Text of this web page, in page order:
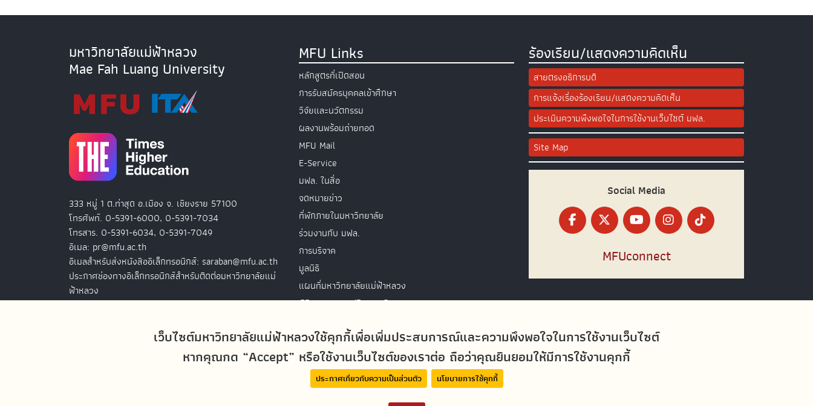
เว็บไซต์มหาวิทยาลัยแม่ฟ้าหลวงใช้คุกกี้เพื่อเพิ่มประสบการณ์และความพึงพอใจในการใช้งานเว็บไซต์
หากคุณกด “Accept” หรือใช้งานเว็บไซต์ของเราต่อ ถือว่าคุณยินยอมให้มีการใช้งานคุกกี้
ประกาศเกี่ยวกับความเป็นส่วนตัว นโยบายการใช้คุกกี้
มหาวิทยาลัยแม่ฟ้าหลวง
Mae Fah Luang University
333 หมู่ 1 ต.ท่าสุด อ.เมือง จ. เชียงราย 57100
โทรศัพท์. 0-5391-6000, 0-5391-7034
โทรสาร. 0-5391-6034, 0-5391-7049
อีเมล: pr@mfu.ac.th
อีเมลสำหรับส่งหนังสืออิเล็กทรอนิกส์: saraban@mfu.ac.th
ประกาศช่องทางอิเล็กทรอนิกส์สำหรับติดต่อมหาวิทยาลัยแม่
ฟ้าหลวง
MFU Links
หลักสูตรที่เปิดสอน
การรับสมัครบุคคลเข้าศึกษา
วิจัยและนวัตกรรม
ผลงานพร้อมถ่ายทอด
MFU Mail
E-Service
มฟล. ในสื่อ
จดหมายข่าว
ที่พักภายในมหาวิทยาลัย
ร่วมงานกับ มฟล.
การบริจาค
มูลนิธิ
แผนที่มหาวิทยาลัยแม่ฟ้าหลวง
พิธีพระราชทานปริญญาบัตร
ร้องเรียน/แสดงความคิดเห็น
สายตรงอธิการบดี
การแจ้งเรื่องร้องเรียน/แสดงความคิดเห็น
ประเมินความพึงพอใจในการใช้งานเว็บไซต์ มฟล.
Site Map
Social Media
MFUconnect